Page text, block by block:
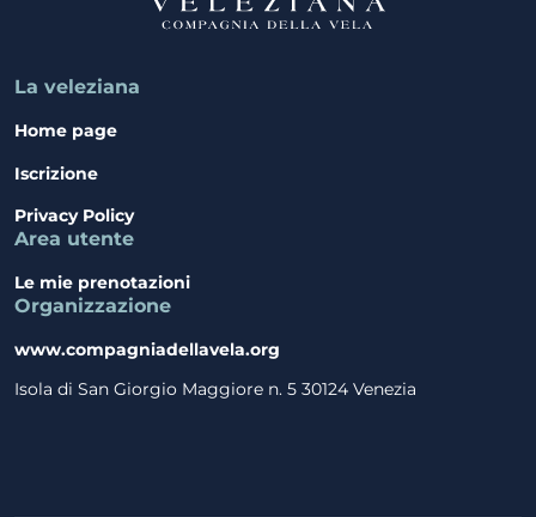
La veleziana
Home page
Iscrizione
Privacy Policy
Area utente
Le mie prenotazioni
Organizzazione
www.compagniadellavela.org
Isola di San Giorgio Maggiore n. 5 30124 Venezia